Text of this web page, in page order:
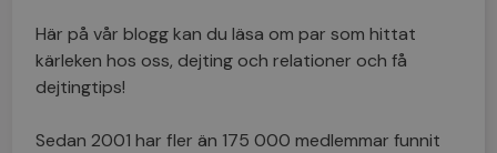
Här på vår blogg kan du läsa om par som hittat
kärleken hos oss, dejting och relationer och få
dejtingtips!
Sedan 2001 har fler än 175 000 medlemmar funnit